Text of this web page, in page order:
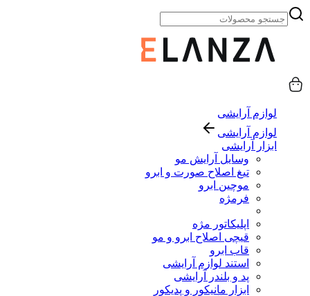
لوازم آرایشی
لوازم آرایشی
ابزار آرایشی
وسایل آرایش مو
تیغ اصلاح صورت و ابرو
موچین ابرو
فرمژه
اپلیکاتور مژه
قیچی اصلاح ابرو و مو
قاب ابرو
استند لوازم آرایشی
پد و بلندر آرایشی
ابزار مانیکور و پدیکور